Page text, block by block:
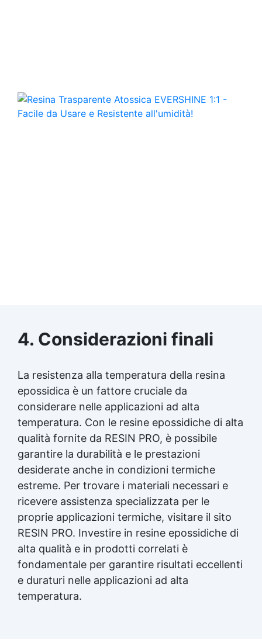
4. Considerazioni finali
La resistenza alla temperatura della resina
epossidica è un fattore cruciale da
considerare nelle applicazioni ad alta
temperatura. Con le resine epossidiche di alta
qualità fornite da RESIN PRO, è possibile
garantire la durabilità e le prestazioni
desiderate anche in condizioni termiche
estreme. Per trovare i materiali necessari e
ricevere assistenza specializzata per le
proprie applicazioni termiche, visitare il sito
RESIN PRO. Investire in resine epossidiche di
alta qualità e in prodotti correlati è
fondamentale per garantire risultati eccellenti
e duraturi nelle applicazioni ad alta
temperatura.